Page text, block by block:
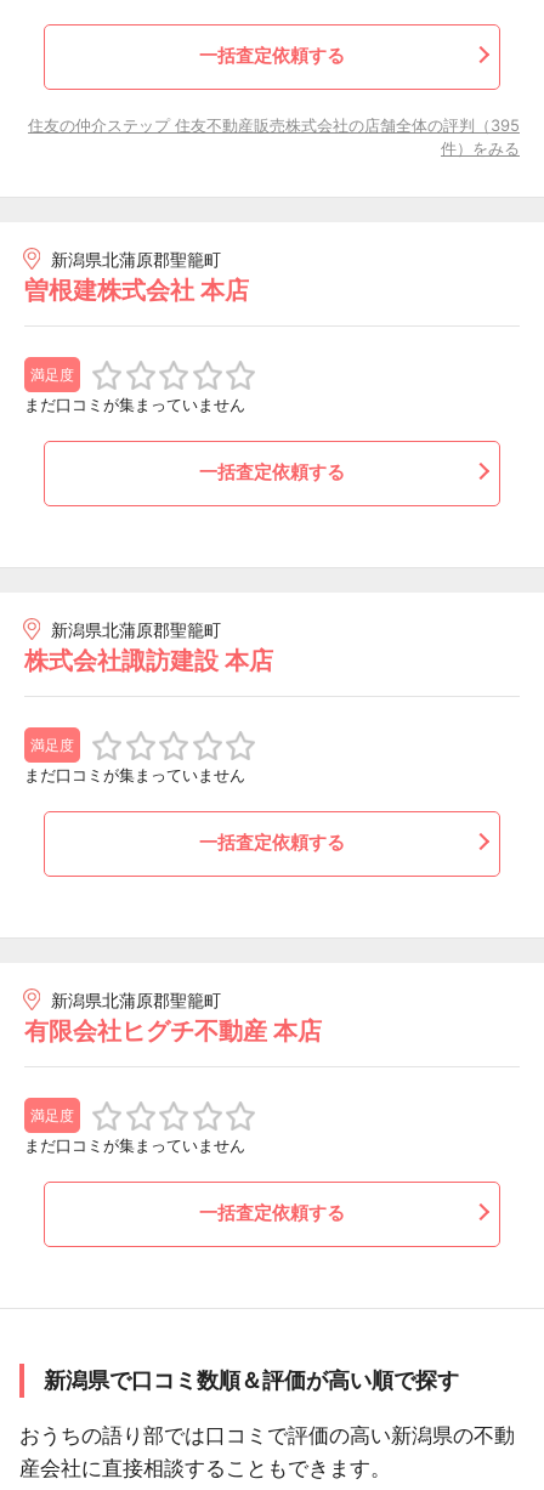
一括査定依頼する
住友の仲介ステップ 住友不動産販売株式会社の店舗全体の評判（395
件）をみる
新潟県北蒲原郡聖籠町
曽根建株式会社 本店
満足度
まだ口コミが集まっていません
一括査定依頼する
新潟県北蒲原郡聖籠町
株式会社諏訪建設 本店
満足度
まだ口コミが集まっていません
一括査定依頼する
新潟県北蒲原郡聖籠町
有限会社ヒグチ不動産 本店
満足度
まだ口コミが集まっていません
一括査定依頼する
新潟県で口コミ数順＆評価が高い順で探す
おうちの語り部では口コミで評価の高い新潟県の不動
産会社に直接相談することもできます。